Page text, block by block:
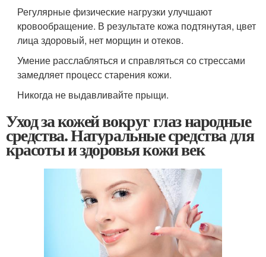
Регулярные физические нагрузки улучшают
кровообращение. В результате кожа подтянутая, цвет
лица здоровый, нет морщин и отеков.
Умение расслабляться и справляться со стрессами
замедляет процесс старения кожи.
Никогда не выдавливайте прыщи.
Уход за кожей вокруг глаз народные
средства. Натуральные средства для
красоты и здоровья кожи век